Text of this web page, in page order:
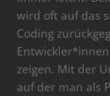
wird oft auf das
Coding
zeigen. Mit der
auf der man als